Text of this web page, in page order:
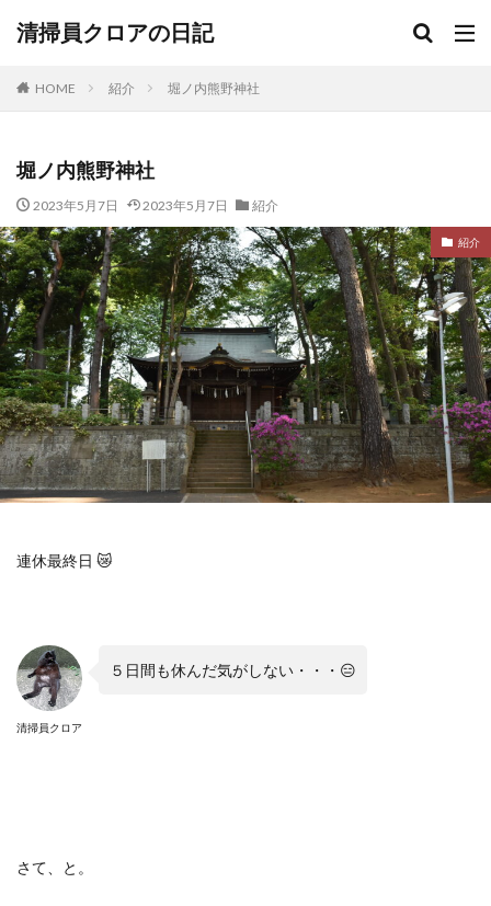
清掃員クロアの日記
HOME 紹介 堀ノ内熊野神社
堀ノ内熊野神社
2023年5月7日 2023年5月7日 紹介
紹介
連休最終日 😿
清掃員クロア
５日間も休んだ気がしない・・・ 😑
さて、と。